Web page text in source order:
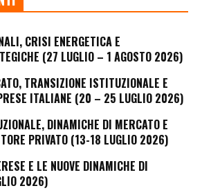
CRISI ENERGETICA E
(27 LUGLIO – 1 AGOSTO 2026)
TRANSIZIONE ISTITUZIONALE E
ITALIANE (20 – 25 LUGLIO 2026)
DINAMICHE DI MERCATO E
PRIVATO (13-18 LUGLIO 2026)
E LE NUOVE DINAMICHE DI
2026)